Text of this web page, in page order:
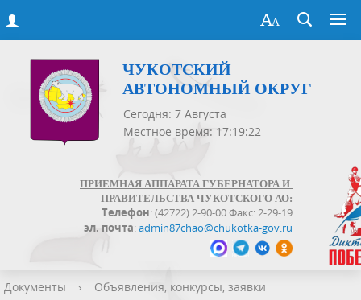
ЧУКОТСКИЙ
АВТОНОМНЫЙ ОКРУГ
Сегодня: 7 Августа
Местное время: 17:19:23
ПРИЕМНАЯ АППАРАТА ГУБЕРНАТОРА И
ПРАВИТЕЛЬСТВА ЧУКОТСКОГО АО:
Телефон: (42722) 2-90-00 Факс: 2-29-19
эл. почта:admin87chao@chukotka-gov.ru
Документы › Объявления, конкурсы, заявки